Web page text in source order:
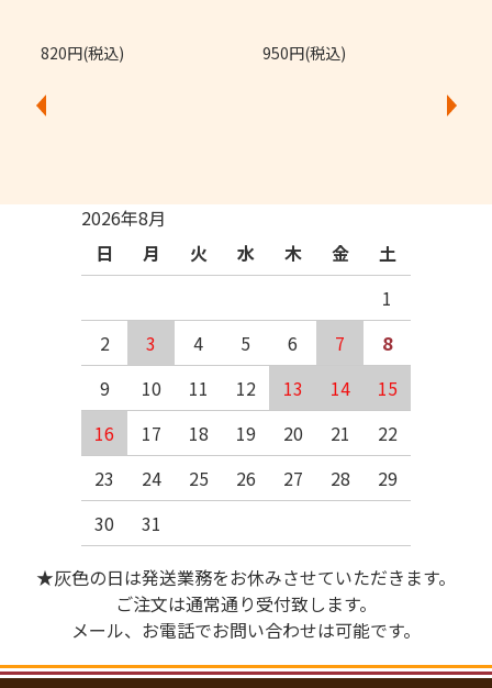
820円(税込) 950円(税込)
2026年8月
日
月 火 水 木 金
土
1
2
3 4 5 6 7
8
9
10 11 12 13 14
15
16
17 18 19 20 21
22
23
24 25 26 27 28
29
30
31
★灰色の日は発送業務をお休みさせていただきます。
ご注文は通常通り受付致します。
メール、お電話でお問い合わせは可能です。